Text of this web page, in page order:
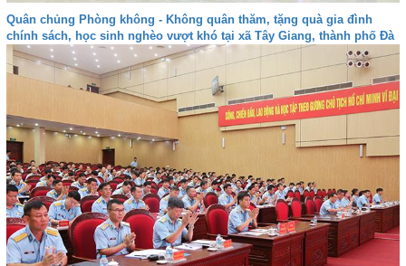
Quân chủng Phòng không - Không quân thăm, tặng quà gia đình
chính sách, học sinh nghèo vượt khó tại xã Tây Giang, thành phố Đà
nẵng